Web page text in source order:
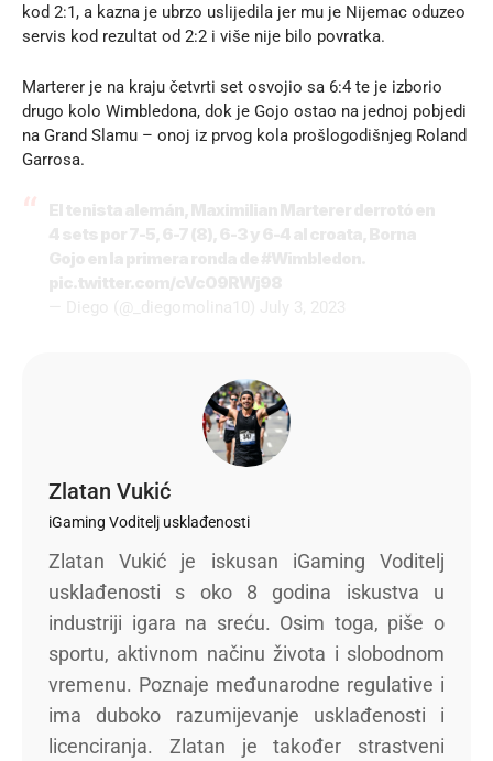
kod 2:1, a kazna je ubrzo uslijedila jer mu je Nijemac oduzeo
servis kod rezultat od 2:2 i više nije bilo povratka.
Marterer je na kraju četvrti set osvojio sa 6:4 te je izborio
drugo kolo Wimbledona, dok je Gojo ostao na jednoj pobjedi
na Grand Slamu – onoj iz prvog kola prošlogodišnjeg Roland
Garrosa.
Zlatan Vukić
iGaming Voditelj usklađenosti
Zlatan Vukić je iskusan iGaming Voditelj
usklađenosti s oko 8 godina iskustva u
industriji igara na sreću. Osim toga, piše o
sportu, aktivnom načinu života i slobodnom
vremenu. Poznaje međunarodne regulative i
ima duboko razumijevanje usklađenosti i
licenciranja. Zlatan je također strastveni